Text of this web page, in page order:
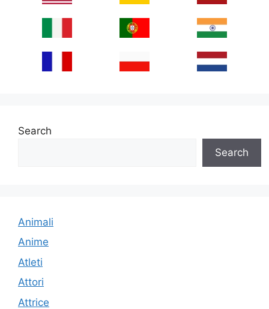
Search
Search
Animali
Anime
Atleti
Attori
Attrice